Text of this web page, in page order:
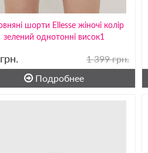
шорти Ellesse жіночі колір
зелений однотонні висок1
грн.
1 399 грн.
Подробнее